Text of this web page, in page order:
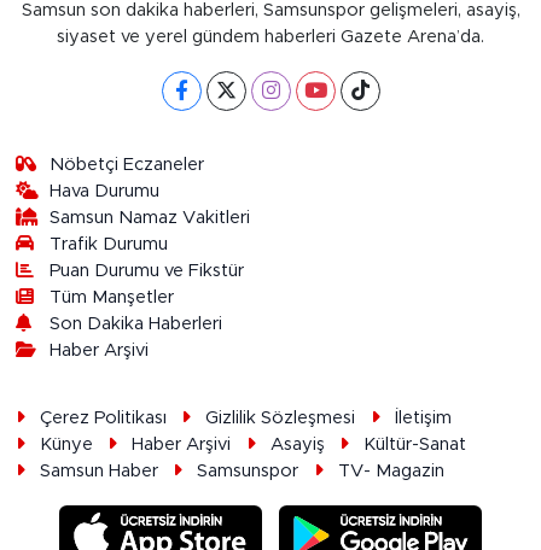
Samsun son dakika haberleri, Samsunspor gelişmeleri, asayiş,
siyaset ve yerel gündem haberleri Gazete Arena’da.
Nöbetçi Eczaneler
Hava Durumu
Samsun Namaz Vakitleri
Trafik Durumu
Puan Durumu ve Fikstür
Tüm Manşetler
Son Dakika Haberleri
Haber Arşivi
Çerez Politikası Gizlilik Sözleşmesi
İletişim
Künye
Haber Arşivi Asayiş
Kültür-Sanat
Samsun Haber
Samsunspor TV- Magazin